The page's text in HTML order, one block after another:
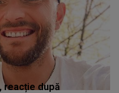
reacție după